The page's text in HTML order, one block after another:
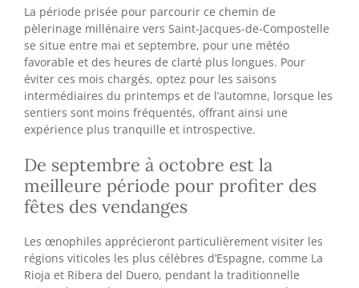
La période prisée pour parcourir ce chemin de
pèlerinage millénaire vers Saint-Jacques-de-Compostelle
se situe entre mai et septembre, pour une météo
favorable et des heures de clarté plus longues. Pour
éviter ces mois chargés, optez pour les saisons
intermédiaires du printemps et de l’automne, lorsque les
sentiers sont moins fréquentés, offrant ainsi une
expérience plus tranquille et introspective.
De septembre à octobre est la
meilleure période pour profiter des
fêtes des vendanges
Les œnophiles apprécieront particulièrement visiter les
régions viticoles les plus célèbres d’Espagne, comme La
Rioja et Ribera del Duero, pendant la traditionnelle